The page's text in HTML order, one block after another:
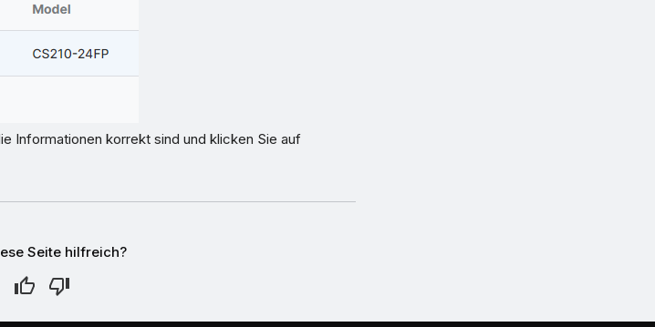
Informationen korrekt sind und klicken Sie auf
Seite hilfreich?